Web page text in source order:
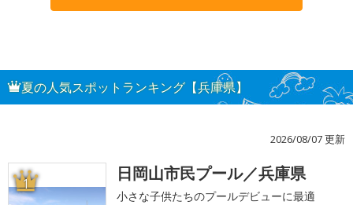
夏の人気スポットランキング【兵庫県】
2026/08/07 更新
1 日岡山市民プール／兵庫県
小さな子供たちのプールデビューに最適